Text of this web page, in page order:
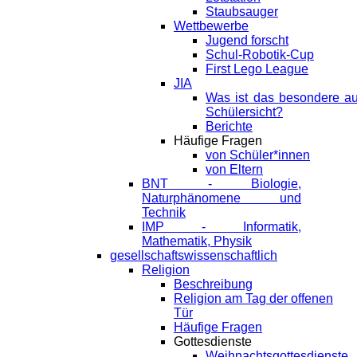
Staubsauger
Wettbewerbe
Jugend forscht
Schul-Robotik-Cup
First Lego League
JIA
Was ist das besondere
Schülersicht?
Berichte
Häufige Fragen
von Schüler*innen
von Eltern
BNT - Biologie,
Naturphänomene und
Technik
IMP - Informatik,
Mathematik, Physik
gesellschaftswissenschaftlich
Religion
Beschreibung
Religion am Tag der offenen
Tür
Häufige Fragen
Gottesdienste